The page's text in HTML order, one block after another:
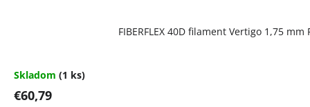
FIBERFLEX 40D filament Vertigo 1,75 mm
Skladom (1 ks)
€60,79